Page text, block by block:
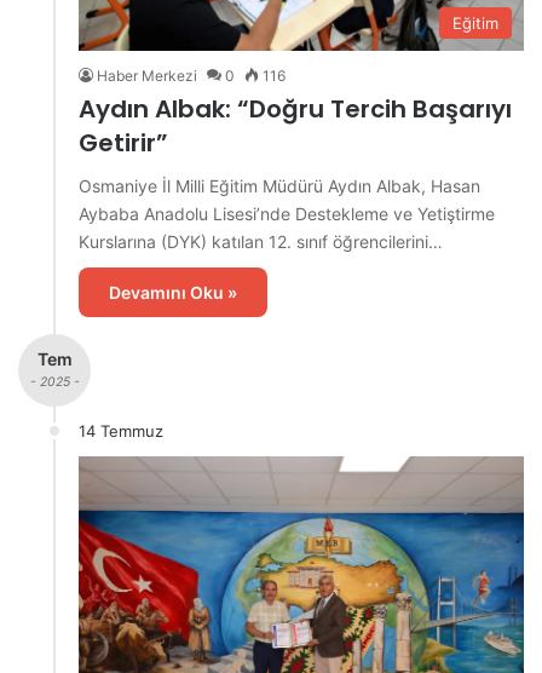
Eğitim
Haber Merkezi 0 116
Aydın Albak: “Doğru Tercih Başarıyı
Getirir”
Osmaniye İl Milli Eğitim Müdürü Aydın Albak, Hasan
Aybaba Anadolu Lisesi’nde Destekleme ve Yetiştirme
Kurslarına (DYK) katılan 12. sınıf öğrencilerini…
Devamını Oku »
Tem
- 2025 -
14 Temmuz